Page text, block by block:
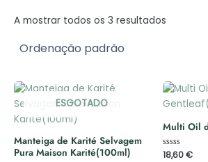
A mostrar todos os 3 resultados
ESGOTADO
Manteiga de Karité Selvagem
Pura Maison Karité(100ml)
Multi Oil
Avaliação
18,60€